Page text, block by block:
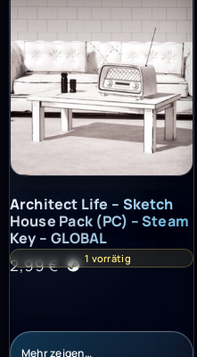
Architect Life – Sketch House
Architect Life – Sketch
House Pack (PC) – Steam
Key – GLOBAL
2,99€ 1 vorrätig
Mehr zeigen…